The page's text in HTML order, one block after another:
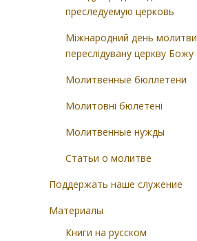
преследуемую церковь
Міжнародний день
переслідувану церкву Божу
Молитвенные бюллетени
Молитовні бюлетені
Молитвенные нужды
Статьи о молитве
Поддержать наше служение
Материалы
Книги на русском